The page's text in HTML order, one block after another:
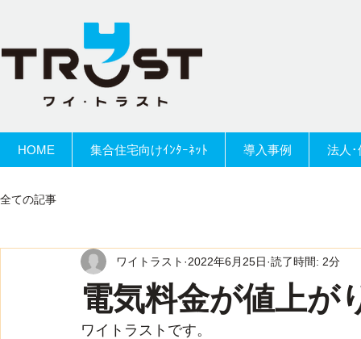
HOME 集合住宅向けｲﾝﾀｰﾈｯﾄ 導入事例 法人･
全ての記事
電気料金が値上が
ワイトラスト 2022年6月25日 読了時間: 2分
ワイトラストです。